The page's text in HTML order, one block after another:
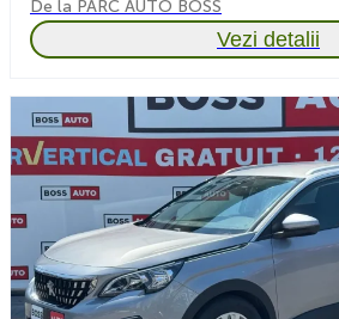
De la PARC AUTO BOSS
Vezi detalii